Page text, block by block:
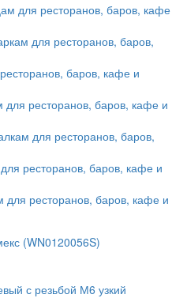
для ресторанов, баров, кафе
для ресторанов, баров,
баров, кафе и
для ресторанов, баров, кафе и
для ресторанов, баров,
ресторанов, баров, кафе и
для ресторанов, баров, кафе и
(WN0120056S)
с резьбой М6 узкий